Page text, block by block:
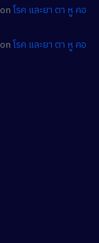
onโรค และยา ตา หู คอ
onโรค และยา ตา หู คอ